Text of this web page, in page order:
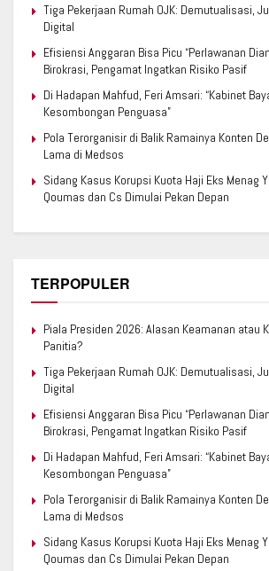
Tiga Pekerjaan Rumah OJK: Demutualisasi,
Digital
Efisiensi Anggaran Bisa Picu “Perlawanan
Birokrasi, Pengamat Ingatkan Risiko Pasif
Di Hadapan Mahfud, Feri Amsari: “Kabinet
Kesombongan Penguasa”
Pola Terorganisir di Balik Ramainya Konten
Lama di Medsos
Sidang Kasus Korupsi Kuota Haji Eks Menag
Qoumas dan Cs Dimulai Pekan Depan
TERPOPULER
Piala Presiden 2026: Alasan Keamanan atau
Panitia?
Tiga Pekerjaan Rumah OJK: Demutualisasi,
Digital
Efisiensi Anggaran Bisa Picu “Perlawanan
Birokrasi, Pengamat Ingatkan Risiko Pasif
Di Hadapan Mahfud, Feri Amsari: “Kabinet
Kesombongan Penguasa”
Pola Terorganisir di Balik Ramainya Konten
Lama di Medsos
Sidang Kasus Korupsi Kuota Haji Eks Menag
Qoumas dan Cs Dimulai Pekan Depan